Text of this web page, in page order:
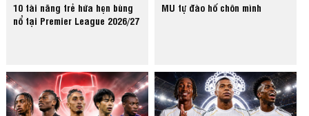
10 tài năng trẻ hứa hẹn bùng
nổ tại Premier League 2026/27
MU tự đào hố chôn mình